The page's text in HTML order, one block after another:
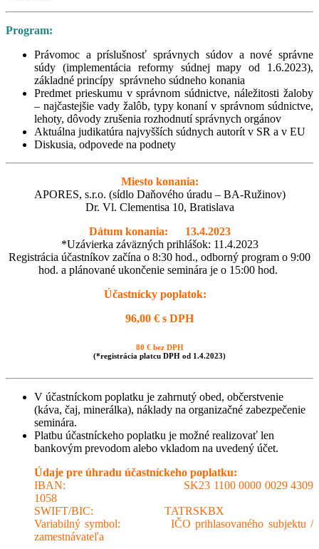
Program:
Právomoc a príslušnosť správnych súdov a nové správne
súdy (implementácia reformy súdnej mapy od 1.6.2023),
základné princípy správneho súdneho konania
Predmet prieskumu v správnom súdnictve, náležitosti žaloby
– najčastejšie vady žalôb, typy konaní v správnom súdnictve,
lehoty, dôvody zrušenia rozhodnutí správnych orgánov
Aktuálna judikatúra najvyšších súdnych autorít v SR a v EU
Diskusia, odpovede na podnety
Miesto konania:
APORES, s.r.o. (sídlo Daňového úradu – BA-Ružinov)
Dr. Vl. Clementisa 10, Bratislava
Dátum konania: 13.4.2023
*Uzávierka záväzných prihlášok: 11.4.2023
Registrácia účastníkov začína o 8:30 hod., odborný program o 9:00
hod. a plánované ukončenie seminára je o 15:00 hod.
Účastnícky poplatok:
96,00 € s DPH
80 € bez DPH
(*registrácia platcu DPH od 1.4.2023)
V účastníckom poplatku je zahrnutý obed, občerstvenie
(káva, čaj, minerálka), náklady na organizačné zabezpečenie
seminára.
Platbu účastníckeho poplatku je možné realizovať len
bankovým prevodom alebo vkladom na uvedený účet.
Údaje pre úhradu účastníckeho poplatku:
IBAN: SK23 1100 0000 0029 4309
1058
SWIFT/BIC: TATRSKBX
Variabilný symbol: IČO prihlasovaného subjektu /
zamestnávateľa